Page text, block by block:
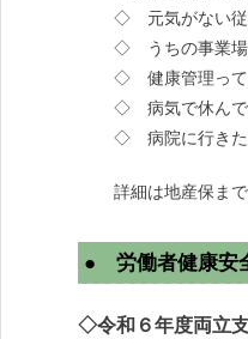
◇ 元気がない従
◇ うちの事業場
◇ 健康管理って
◇ 病気で休んで
◇ 病院に行きた
詳細は地産保ま
● 労働者健康安
◇令和６年度両立